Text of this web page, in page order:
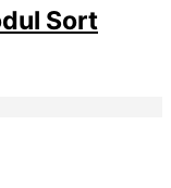
Sort